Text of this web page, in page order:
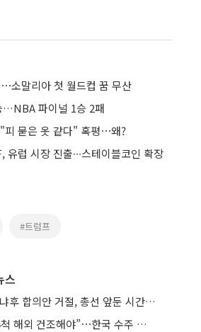
소말리아 첫 월드컵 꿈 무산
…NBA 파이널 1승 2패
피 묻은 옷 같다" 혹평⋯왜?
럽 시장 진출∙∙∙스테이블코인 확장
#트럼프
스
합의안 거절, 총선 앞둔 시간 끌기”
백악관 “전투함 등 4척 해외 건조해야”⋯한국 수주 기대